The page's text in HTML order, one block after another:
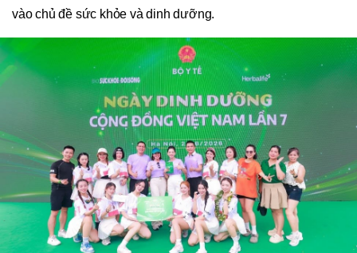
vào chủ đề sức khỏe và dinh dưỡng.